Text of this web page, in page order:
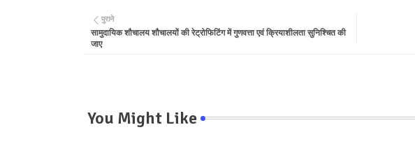
पुराने
सामुदायिक शौचालय शौचालयों की रेट्रोफिटिंग में गुणवत्ता एवं क्रियाशीलता सुनिश्चित की
जाए
You Might Like